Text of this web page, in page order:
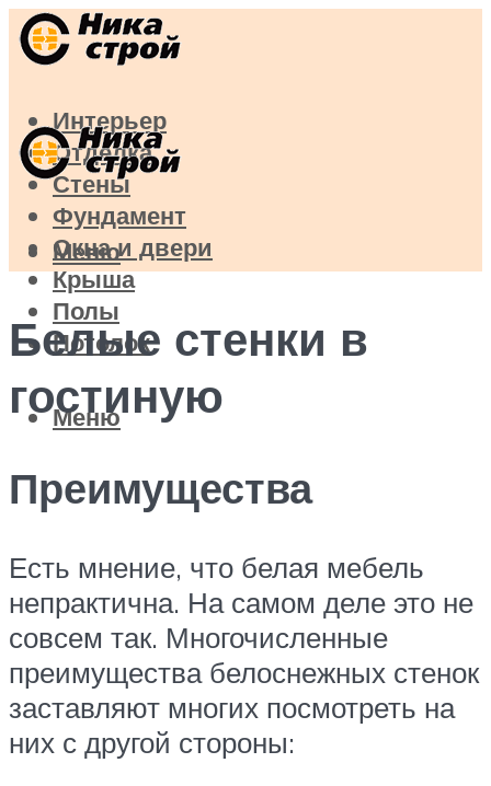
Интерьер
Отделка
Стены
Фундамент
Окна и двери
Крыша
Полы
Потолок
Меню
Меню
Белые стенки в
гостиную
Преимущества
Есть мнение, что белая мебель
непрактична. На самом деле это не
совсем так. Многочисленные
преимущества белоснежных стенок
заставляют многих посмотреть на
них с другой стороны: